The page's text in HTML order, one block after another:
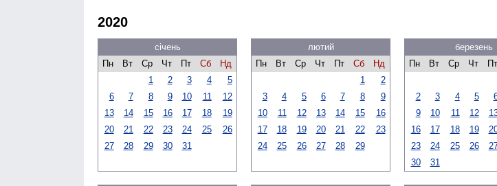
2020
січень
Пн
Вт Ср Чт Пт Сб
Нд
1
2 3 4
5
6
7 8 9 10 11
12
13
14 15 16 17 18
19
20
21 22 23 24 25
26
27
28 29 30 31
лютий
Пн
Вт Ср Чт Пт Сб
Нд
1
2
3
4 5 6 7 8
9
10
11 12 13 14 15
16
17
18 19 20 21 22
23
24
25 26 27 28 29
березень
Пн
Вт Ср Чт Пт
2
3 4 5
9
10 11 12
16
17 18 19
23
24 25 26
30
31